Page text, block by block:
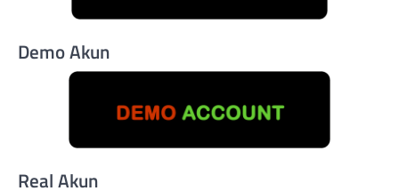
Demo Akun
Real Akun